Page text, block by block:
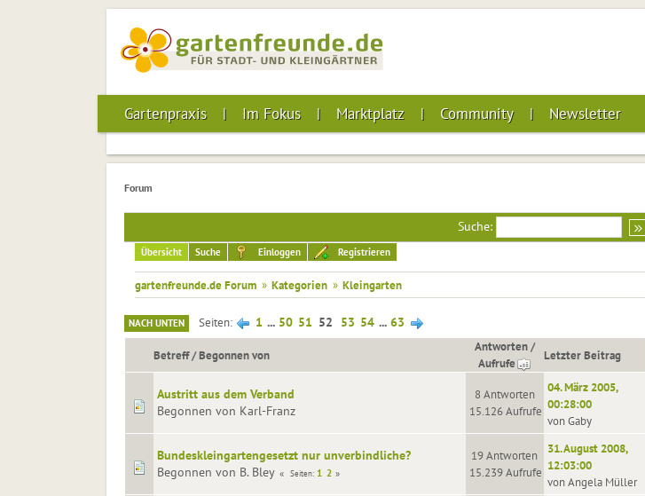
Gartenpraxis Im Fokus Marktplatz Community Newsletter
Forum
Suche:
Übersicht Suche Einloggen Registrieren
gartenfreunde.de Forum » Kategorien » Kleingarten
NACH UNTEN Seiten 1 ... 50 51 52 53 54 ... 63
Betreff/Begonnen von
Antworten/
Aufrufe
Letzter Beitrag
Austritt aus dem Verband
Begonnen von Karl-Franz
8 Antworten
15.126 Aufrufe
04. März 2005,
00:28:00
von Gaby
Bundeskleingartengesetzt nur unverbindliche?
Begonnen von B. Bley
Seiten 1 2
19 Antworten
15.239 Aufrufe
31. August 2008,
12:03:00
von Angela Müller